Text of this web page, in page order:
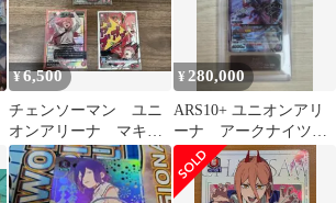
¥6,500
チェンソーマン ユニ
オンアリーナ マキ
マ パワー パラレル
¥ 280,000
ARS10+ ユニオンアリ
ーナ アークナイツ
チェン 星3